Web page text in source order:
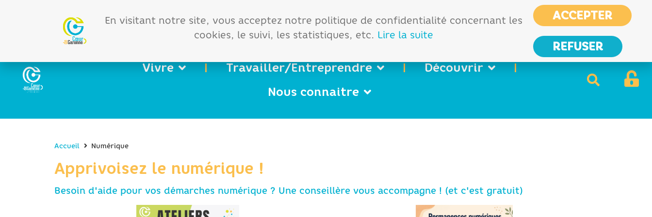
France services
Nous
contacter
Vivre Travailler/Entreprendre
Découvrir
Nous connaitre
Accueil Numérique
Apprivoisez le numérique !
Besoin d'aide pour vos démarches numérique ? Une conseillère vous accompagne ! (et c'est gratuit)
En visitant notre site, vous acceptez notre politique de confidentialité concernant les
cookies, le suivi, les statistiques, etc. Lire la suite
ACCEPTER
REFUSER